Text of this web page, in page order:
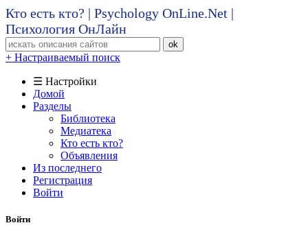
Кто есть кто? | Psychology OnLine.Net |
Психология ОнЛайн
ok
+ Настраиваемый поиск
☰ Настройки
Домой
Разделы
Библиотека
Медиатека
Кто есть кто?
Объявления
Из последнего
Регистрация
Войти
Войти